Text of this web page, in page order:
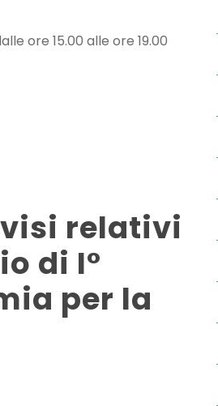
ore 15.00 alle ore 19.00
relativi
di I°
per la